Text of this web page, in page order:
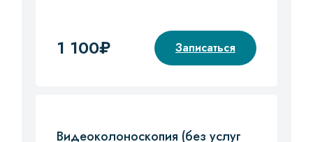
1 100₽ Записаться
Видеоколоноскопия (без услуг